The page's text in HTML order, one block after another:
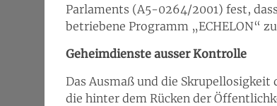
Parlaments (A5-0264/2001) fest,
betriebene Programm „ECHELON“
Geheimdienste ausser Kontrolle
Das Ausmaß und die
die hinter dem Rücken der